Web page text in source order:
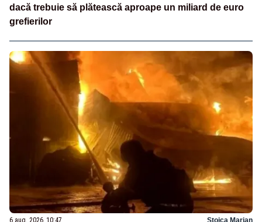
dacă trebuie să plătească aproape un miliard de euro
grefierilor
6 aug. 2026, 10:47 Stoica Marian